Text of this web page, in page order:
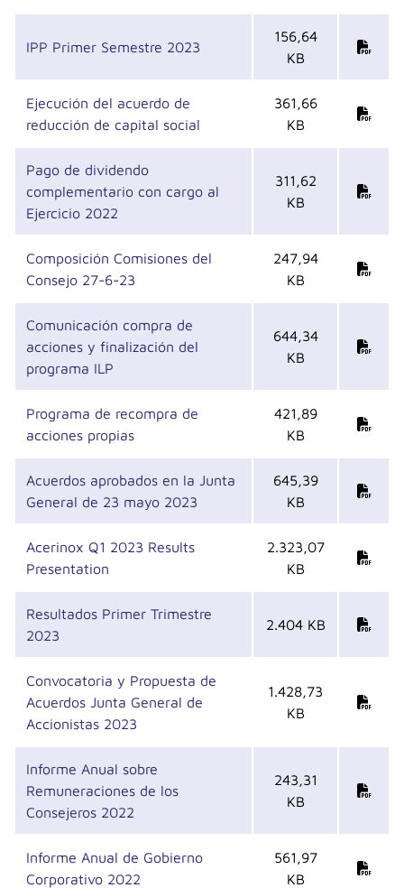
IPP Primer Semestre 2023
156,64
KB
Ejecución del acuerdo de
reducción de capital social
361,66
KB
Pago de dividendo
complementario con cargo al
Ejercicio 2022
311,62
KB
Composición Comisiones del
Consejo 27-6-23
247,94
KB
Comunicación compra de
acciones y finalización del
programa ILP
644,34
KB
Programa de recompra de
acciones propias
421,89
KB
Acuerdos aprobados en la Junta
General de 23 mayo 2023
645,39
KB
Acerinox Q1 2023 Results
Presentation
2.323,07
KB
Resultados Primer Trimestre
2023
2.404 KB
Convocatoria y Propuesta de
Acuerdos Junta General de
Accionistas 2023
1.428,73
KB
Informe Anual sobre
Remuneraciones de los
Consejeros 2022
243,31
KB
Informe Anual de Gobierno
Corporativo 2022
561,97
KB